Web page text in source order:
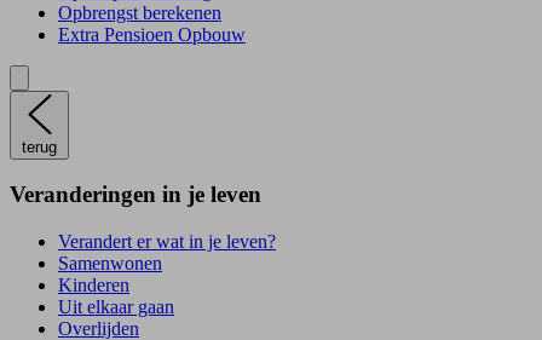
Opbrengst berekenen
Extra Pensioen Opbouw
terug
Veranderingen in je leven
Verandert er wat in je leven?
Samenwonen
Kinderen
Uit elkaar gaan
Overlijden